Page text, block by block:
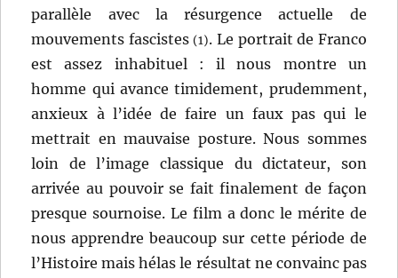
parallèle avec la résurgence actuelle de
mouvements fascistes(1). Le portrait de Franco
est assez inhabituel : il nous montre un
homme qui avance timidement, prudemment,
anxieux à l’idée de faire un faux pas qui le
mettrait en mauvaise posture. Nous sommes
loin de l’image classique du dictateur, son
arrivée au pouvoir se fait finalement de façon
presque sournoise. Le film a donc le mérite de
nous apprendre beaucoup sur cette période de
l’Histoire mais hélas le résultat ne convainc pas